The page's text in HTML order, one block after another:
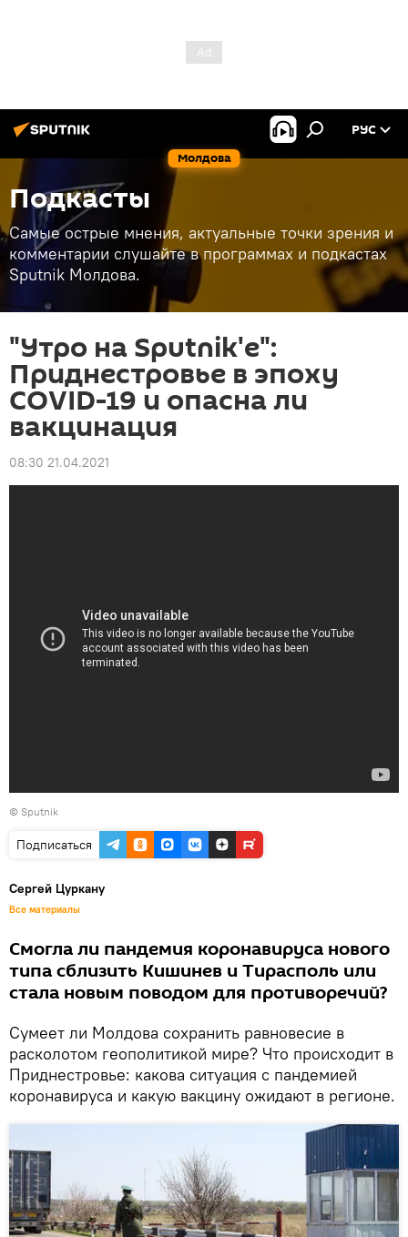
Молдова
РУС
Подкасты
Самые острые мнения, актуальные точки зрения и
комментарии слушайте в программах и подкастах
Sputnik Молдова.
"Утро на Sputnik'e":
Приднестровье в эпоху
COVID-19 и опасна ли
вакцинация
08:30 21.04.2021
© Sputnik
Подписаться
Сергей Цуркану
Все материалы
Смогла ли пандемия коронавируса нового
типа сблизить Кишинев и Тирасполь или
стала новым поводом для противоречий?
Сумеет ли Молдова сохранить равновесие в
расколотом геополитикой мире? Что происходит в
Приднестровье: какова ситуация с пандемией
коронавируса и какую вакцину ожидают в регионе.